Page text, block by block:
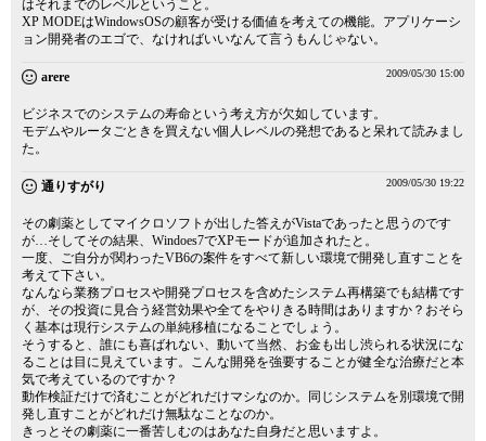
はそれまでのレベルということ。
XP MODEはWindowsOSの顧客が受ける価値を考えての機能。アプリケーシ
ョン開発者のエゴで、なければいいなんて言うもんじゃない。
arere 2009/05/30 15:00
ビジネスでのシステムの寿命という考え方が欠如しています。
モデムやルータごときを買えない個人レベルの発想であると呆れて読みまし
た。
通りすがり 2009/05/30 19:22
その劇薬としてマイクロソフトが出した答えがVistaであったと思うのです
が…そしてその結果、Windoes7でXPモードが追加されたと。
一度、ご自分が関わったVB6の案件をすべて新しい環境で開発し直すことを
考えて下さい。
なんなら業務プロセスや開発プロセスを含めたシステム再構築でも結構です
が、その投資に見合う経営効果や全てをやりきる時間はありますか？おそら
く基本は現行システムの単純移植になることでしょう。
そうすると、誰にも喜ばれない、動いて当然、お金も出し渋られる状況にな
ることは目に見えています。こんな開発を強要することが健全な治療だと本
気で考えているのですか？
動作検証だけで済むことがどれだけマシなのか。同じシステムを別環境で開
発し直すことがどれだけ無駄なことなのか。
きっとその劇薬に一番苦しむのはあなた自身だと思いますよ。